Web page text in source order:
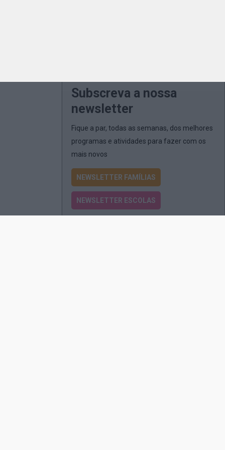
Subscreva a nossa
newsletter
Fique a par, todas as semanas, dos melhores
programas e atividades para fazer com os
mais novos
NEWSLETTER FAMÍLIAS
NEWSLETTER ESCOLAS